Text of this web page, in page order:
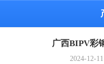
广西BIPV彩
2024-12-11